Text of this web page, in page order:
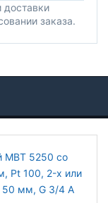
доставки
заказа.